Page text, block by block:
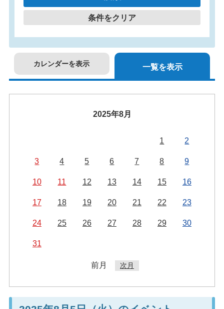
条件をクリア
カレンダーを表示 一覧を表示
2025年8月
1 2
3 4 5 6 7 8 9
10 11 12 13 14 15 16
17 18 19 20 21 22 23
24 25 26 27 28 29 30
31
前月 次月